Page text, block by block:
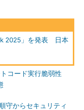
2025」を発表 日本
コード実行脆弱性
守からセキュリティ